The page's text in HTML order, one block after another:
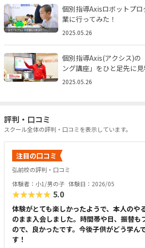
個別指導Axisロボットプ
業に行ってみた！
2025.05.26
個別指導Axis(アクシス)の
ング講座」をひと足先に見
2025.05.26
評判・口コミ
スクール全体の評判・口コミを表示しています。
注目の口コミ
弘前校の評判・口コミ
体験者：小1/男の子 体験日：2026/05
★★★★★ 5.0
体験がとても楽しかったようで、本人のや
のまま入会しました。時間帯や日、振替も
ので、良かったです。今後子供がどう学ん
す！